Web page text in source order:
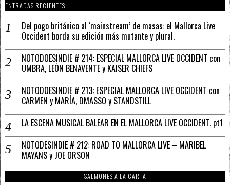
ENTRADAS RECIENTES
Del pogo británico al ‘mainstream’ de masas: el Mallorca Live
Occident borda su edición más mutante y plural.
NOTODOESINDIE # 214: ESPECIAL MALLORCA LIVE OCCIDENT con
UMBRA, LEÓN BENAVENTE y KAISER CHIEFS
NOTODOESINDIE # 213: ESPECIAL MALLORCA LIVE OCCIDENT con
CARMEN y MARÍA, DMASSO y STANDSTILL
LA ESCENA MUSICAL BALEAR EN EL MALLORCA LIVE OCCIDENT. pt1
NOTODESINDIE # 212: ROAD TO MALLORCA LIVE – MARIBEL
MAYANS y JOE ORSON
SALMONES A LA CARTA